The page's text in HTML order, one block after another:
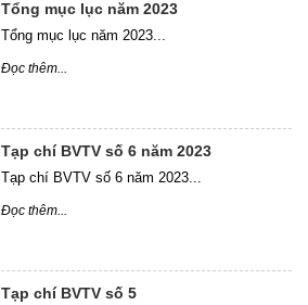
Tổng mục lục năm 2023
Tổng mục lục năm 2023...
Đọc thêm...
Tạp chí BVTV số 6 năm 2023
Tạp chí BVTV số 6 năm 2023...
Đọc thêm...
Tạp chí BVTV số 5